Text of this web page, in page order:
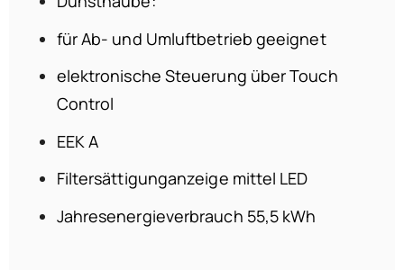
für Ab- und Umluftbetrieb geeignet
elektronische Steuerung über Touch
Control
EEK A
Filtersättigunganzeige mittel LED
Jahresenergieverbrauch 55,5 kWh